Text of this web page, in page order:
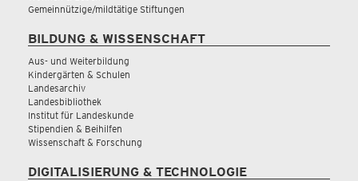
Gemeinnützige/mildtätige Stiftungen
BILDUNG & WISSENSCHAFT
Aus- und Weiterbildung
Kindergärten & Schulen
Landesarchiv
Landesbibliothek
Institut für Landeskunde
Stipendien & Beihilfen
Wissenschaft & Forschung
DIGITALISIERUNG & TECHNOLOGIE